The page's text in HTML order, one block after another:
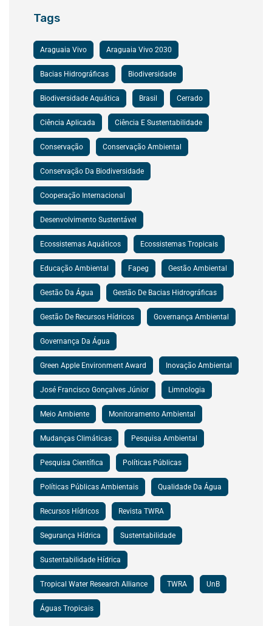
Tags
Araguaia Vivo Araguaia Vivo 2030
Bacias Hidrográficas Biodiversidade
Biodiversidade Aquática Brasil Cerrado
Ciência Aplicada Ciência E Sustentabilidade
Conservação Conservação Ambiental
Conservação Da Biodiversidade
Cooperação Internacional
Desenvolvimento Sustentável
Ecossistemas Aquáticos Ecossistemas Tropicais
Educação Ambiental Fapeg Gestão Ambiental
Gestão Da Água Gestão De Bacias Hidrográficas
Gestão De Recursos Hídricos Governança Ambiental
Governança Da Água
Green Apple Environment Award Inovação Ambiental
José Francisco Gonçalves Júnior Limnologia
Meio Ambiente Monitoramento Ambiental
Mudanças Climáticas Pesquisa Ambiental
Pesquisa Científica Políticas Públicas
Políticas Públicas Ambientais Qualidade Da Água
Recursos Hídricos Revista TWRA
Segurança Hídrica Sustentabilidade
Sustentabilidade Hídrica
Tropical Water Research Alliance TWRA UnB
Águas Tropicais